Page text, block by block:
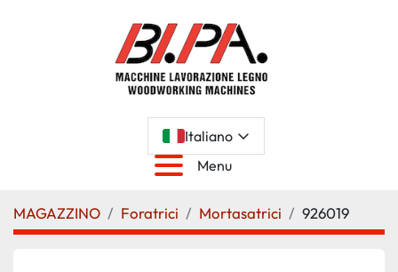
Italiano
Menu
MAGAZZINO Foratrici Mortasatrici 926019